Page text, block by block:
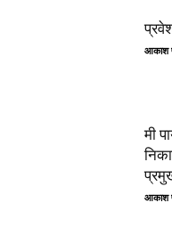
आकाश
मी
आकाश